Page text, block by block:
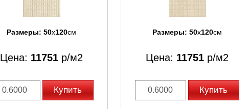
Размеры: 50x120см
Цена: 11751р/м2
Купить
Размеры: 50x120см
Цена: 11751р/м2
Купить